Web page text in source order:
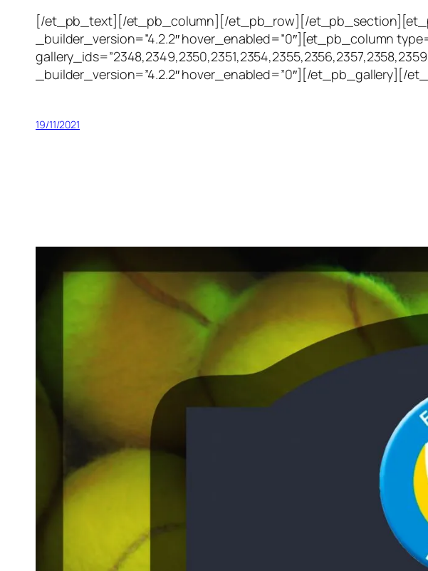
[/et_pb_text][/et_pb_column][/et_pb_row][/
_builder_version=”4.2.2″ hover_enabled=”0″][et_pb_column
_builder_version=”4.2.2″ hover_enabled=”0″][/
19/11/2021